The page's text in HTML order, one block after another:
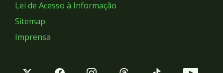
Lei de Acesso à Informação
Sitemap
Imprensa